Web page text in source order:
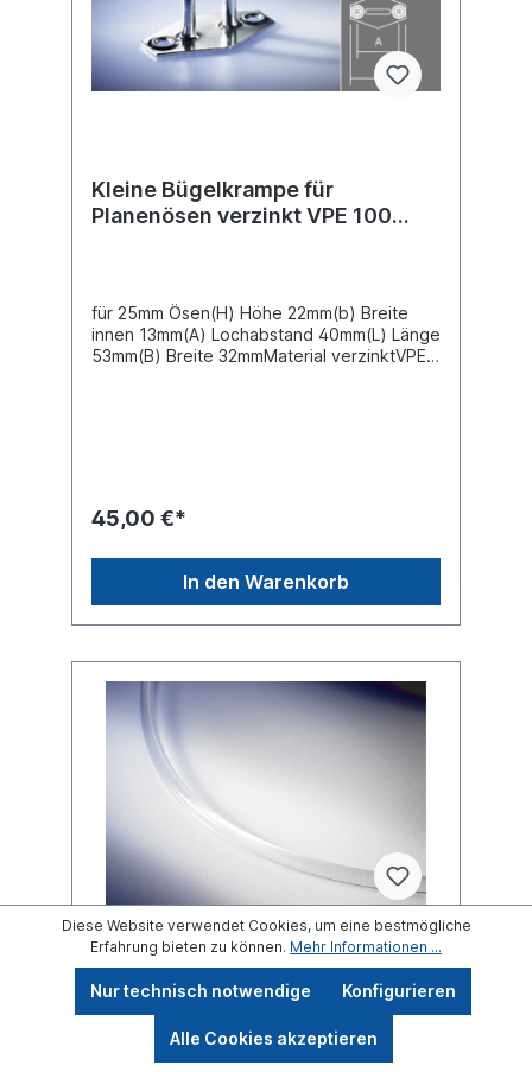
Kleine Bügelkrampe für
Planenösen verzinkt VPE 100
für 25mm Ösen(H) Höhe 22mm(b) Breite
innen 13mm(A) Lochabstand 40mm(L) Länge
53mm(B) Breite 32mmMaterial verzinktVPE=
45,00 €*
In den Warenkorb
Planenseil 8mm Kunststoff silber
VPE 100 Meter
Diese Website verwendet Cookies, um eine bestmögliche
Erfahrung bieten zu können. Mehr Informationen ...
Nur technisch notwendige Konfigurieren
Alle Cookies akzeptieren